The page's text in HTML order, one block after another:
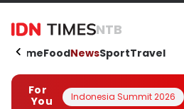
NTB
HomeFoodNewsSportTravel
For
You
Indonesia Summit 2026